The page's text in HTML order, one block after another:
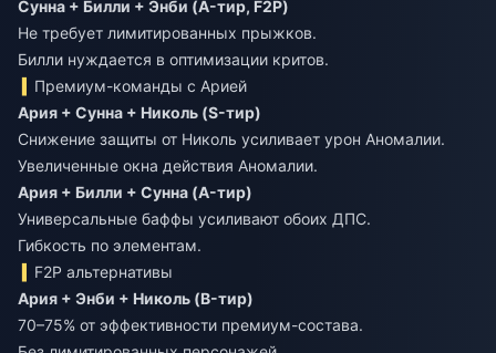
Сунна + Билли + Энби (A-тир, F2P)
Не требует лимитированных прыжков.
Билли нуждается в оптимизации критов.
Премиум-команды с Арией
Ария + Сунна + Николь (S-тир)
Снижение защиты от Николь усиливает урон Аномалии.
Увеличенные окна действия Аномалии.
Ария + Билли + Сунна (A-тир)
Универсальные баффы усиливают обоих ДПС.
Гибкость по элементам.
F2P альтернативы
Ария + Энби + Николь (B-тир)
70–75% от эффективности премиум-состава.